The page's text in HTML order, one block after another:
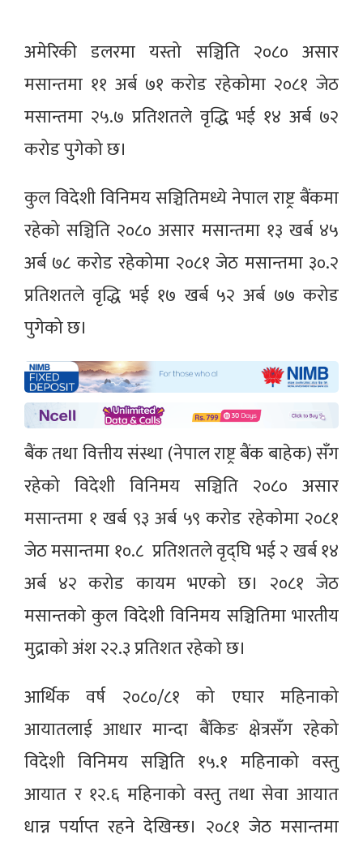
अमेरिकी डलरमा यस्तो सञ्चिति २०८० असार
मसान्तमा ११ अर्ब ७१ करोड रहेकोमा २०८१ जेठ
मसान्तमा २५.७ प्रतिशतले वृद्धि भई १४ अर्ब ७२
करोड पुगेको छ।
कुल विदेशी विनिमय सञ्चितिमध्ये नेपाल राष्ट्र बैंकमा
रहेको सञ्चिति २०८० असार मसान्तमा १३ खर्ब ४५
अर्ब ७८ करोड रहेकोमा २०८१ जेठ मसान्तमा ३०.२
प्रतिशतले वृद्धि भई १७ खर्ब ५२ अर्ब ७७ करोड
पुगेको छ।
बैंक तथा वित्तीय संस्था (नेपाल राष्ट्र बैंक बाहेक) सँग
रहेको विदेशी विनिमय सञ्चिति २०८० असार
मसान्तमा १ खर्ब ९३ अर्ब ५९ करोड रहेकोमा २०८१
जेठ मसान्तमा १०.८ प्रतिशतले वृद्घि भई २ खर्ब १४
अर्ब ४२ करोड कायम भएको छ। २०८१ जेठ
मसान्तको कुल विदेशी विनिमय सञ्चितिमा भारतीय
मुद्राको अंश २२.३ प्रतिशत रहेको छ।
आर्थिक वर्ष २०८०/८१ को एघार महिनाको
आयातलाई आधार मान्दा बैंकिङ क्षेत्रसँग रहेको
विदेशी विनिमय सञ्चिति १५.१ महिनाको वस्तु
आयात र १२.६ महिनाको वस्तु तथा सेवा आयात
धान्न पर्याप्त रहने देखिन्छ। २०८१ जेठ मसान्तमा